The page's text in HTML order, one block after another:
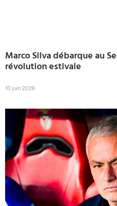
Marco Silva débarque au
révolution estivale
10 juin 2026